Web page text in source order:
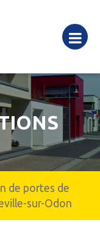
de portes de
sur-Odon